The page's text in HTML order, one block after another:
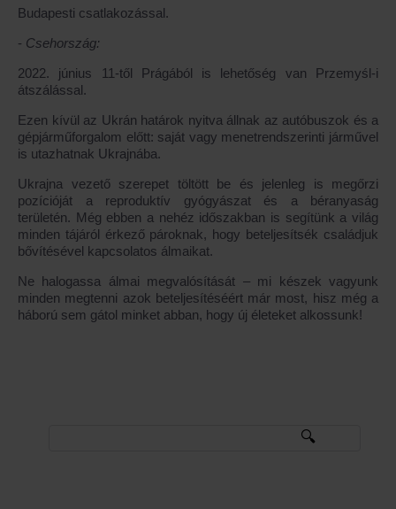
Budapesti csatlakozással.
- Csehország:
2022. június 11-től Prágából is lehetőség van Przemyśl-i
átszálással.
Ezen kívül az Ukrán határok nyitva állnak az autóbuszok és a
gépjárműforgalom előtt: saját vagy menetrendszerinti járművel
is utazhatnak Ukrajnába.
Ukrajna vezető szerepet töltött be és jelenleg is megőrzi
pozícióját a reproduktív gyógyászat és a béranyaság
területén. Még ebben a nehéz időszakban is segítünk a világ
minden tájáról érkező pároknak, hogy beteljesítsék családjuk
bővítésével kapcsolatos álmaikat.
Ne halogassa álmai megvalósítását – mi készek vagyunk
minden megtenni azok beteljesítéséért már most, hisz még a
háború sem gátol minket abban, hogy új életeket alkossunk!